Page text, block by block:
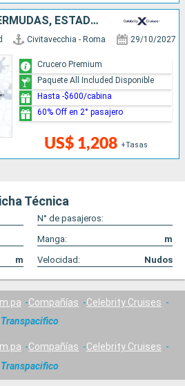
ITALIA, PORTUGAL, BERMUDAS, ESTADOS UNIDOS
Civitavecchia - Roma 29/10/2027
US$ 1,208 +Tasas
Crucero Premium
Paquete All Included Disponible
Hasta -$600/cabina
60% Off en 2° pasajero
Técnica
N° de pasajeros:
Manga:
m
m Velocidad: Nudos
Compañías
Celebrity Cruises
Compañías
Celebrity Cruises